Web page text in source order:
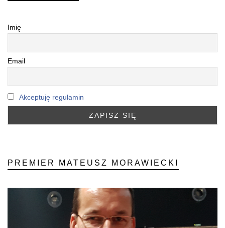
Imię
Email
Akceptuję regulamin
PREMIER MATEUSZ MORAWIECKI